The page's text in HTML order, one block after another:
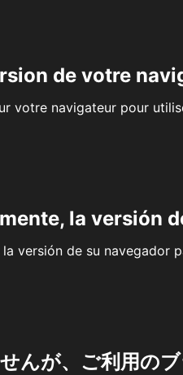
de votre
votre navigateur pour
la versión
versión de su navegador
んが、ご利用の